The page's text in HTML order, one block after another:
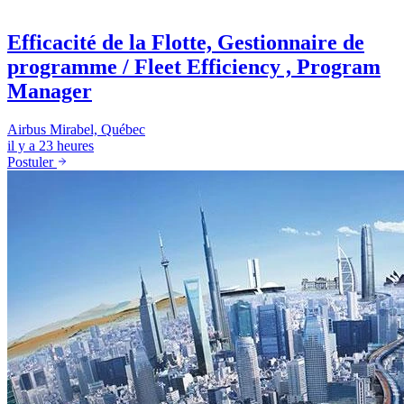
Efficacité de la Flotte, Gestionnaire de
programme / Fleet Efficiency , Program
Manager
Airbus Mirabel, Québec
il y a 23 heures
Postuler